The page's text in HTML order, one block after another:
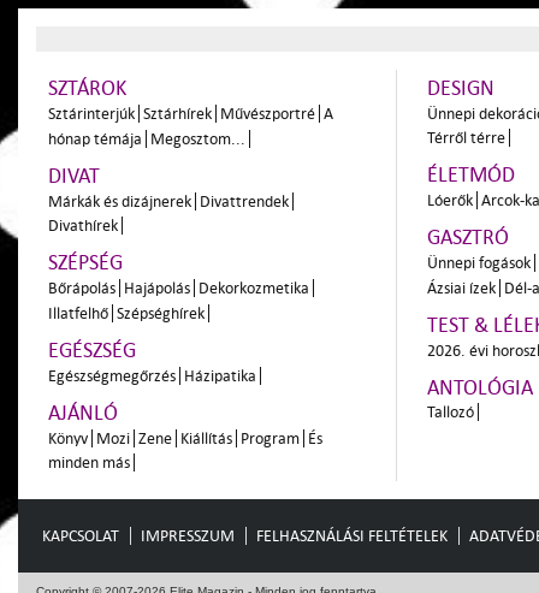
SZTÁROK
Sztárinterjúk Sztárhírek Művészportré A
hónap témája Megosztom...
DIVAT
Márkák és dizájnerek Divattrendek
Divathírek
SZÉPSÉG
Bőrápolás Hajápolás Dekorkozmetika
Illatfelhő Szépséghírek
EGÉSZSÉG
Egészségmegőrzés Házipatika
AJÁNLÓ
Könyv Mozi Zene Kiállítás Program És
minden más
DESIGN
Ünnepi
Térről térre
ÉLETMÓD
Lóerők Arcok-
GASZTRÓ
Ünnepi fogások
Ázsiai ízek Dél-
TEST &
2026. évi
ANTOLÓGIA
Tallozó
KAPCSOLAT IMPRESSZUM FELHASZNÁLÁSI FELTÉTELEK